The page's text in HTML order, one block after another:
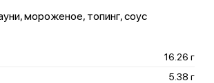
мороженое, топинг, соус
16.26 г
5.38 г